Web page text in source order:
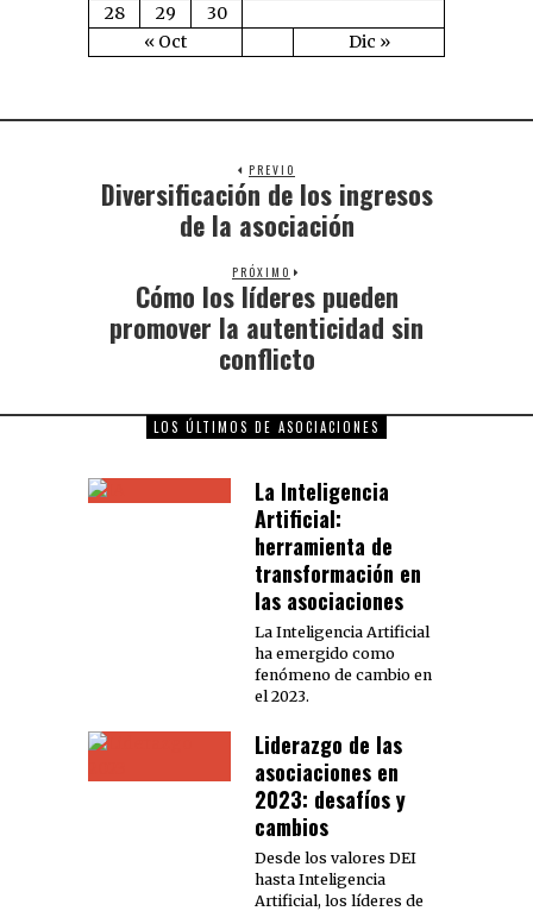
« Oct Dic »
28
29 30
PREVIO
Diversificación de los ingresos
de la asociación
PRÓXIMO
Cómo los líderes pueden
promover la autenticidad sin
conflicto
LOS ÚLTIMOS DE ASOCIACIONES
La Inteligencia
Artificial:
herramienta de
transformación en
las asociaciones
La Inteligencia Artificial
ha emergido como
fenómeno de cambio en
el 2023.
Liderazgo de las
asociaciones en
2023: desafíos y
cambios
Desde los valores DEI
hasta Inteligencia
Artificial, los líderes de